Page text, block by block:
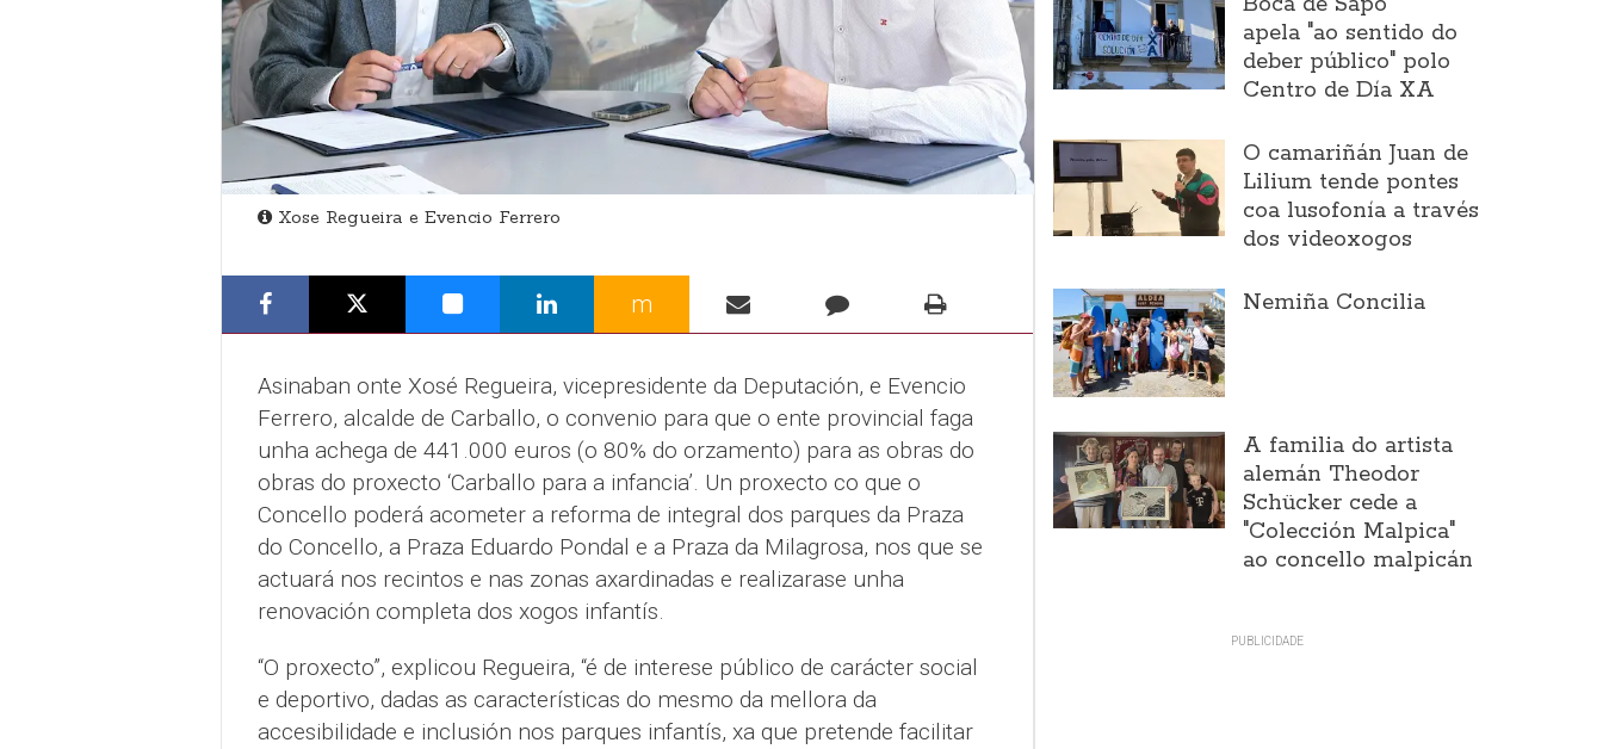
Xose Regueira e Evencio Ferrero
m
Asinaban onte Xosé Regueira, vicepresidente da Deputación, e Evencio
Ferrero, alcalde de Carballo, o convenio para que o ente provincial faga
unha achega de 441.000 euros (o 80% do orzamento) para as obras do
obras do proxecto ‘Carballo para a infancia’. Un proxecto co que o
Concello poderá acometer a reforma de integral dos parques da Praza
do Concello, a Praza Eduardo Pondal e a Praza da Milagrosa, nos que se
actuará nos recintos e nas zonas axardinadas e realizarase unha
renovación completa dos xogos infantís.
“O proxecto”, explicou Regueira, “é de interese público de carácter social
e deportivo, dadas as características do mesmo da mellora da
accesibilidade e inclusión nos parques infantís, xa que pretende facilitar
apela "ao sentido do
deber público" polo
Centro de Día XA
O camariñán Juan de
Lilium tende pontes
coa lusofonía a través
dos videoxogos
Nemiña Concilia
A familia do artista
alemán Theodor
Schücker cede a
"Colección Malpica"
ao concello malpicán